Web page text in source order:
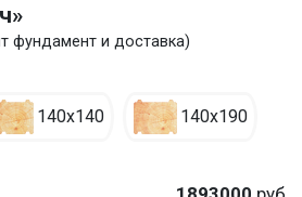
фундамент и доставка)
140х140 140х190